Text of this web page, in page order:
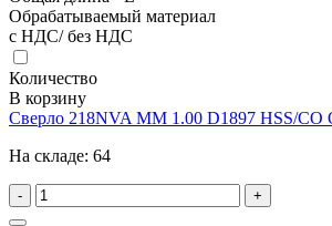
Обрабатываемый материал
с НДС/ без НДС
Количество
В корзину
Сверло 218NVA MM 1.00 D1897 HSS/CO
На складе: 64
- +